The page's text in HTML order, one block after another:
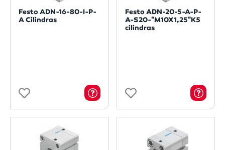
Festo ADN-16-80-I-P-
A Cilindras
Festo ADN-20-5-A-P-
A-S20-"M10X1,25"K5
cilindras